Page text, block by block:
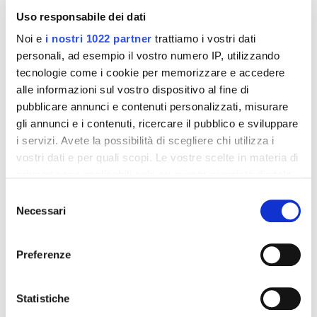
Uso responsabile dei dati
Noi e i nostri 1022 partner trattiamo i vostri dati
personali, ad esempio il vostro numero IP, utilizzando
tecnologie come i cookie per memorizzare e accedere
alle informazioni sul vostro dispositivo al fine di
pubblicare annunci e contenuti personalizzati, misurare
gli annunci e i contenuti, ricercare il pubblico e sviluppare
i servizi. Avete la possibilità di scegliere chi utilizza i
vostri dati e per quali scopi. Le vostre scelte in materia di
modificare o revocare il proprio consenso in qualsiasi
momento dalla Dichiarazione sui cookie o facendo clic
raccogliere informazioni sulla tua posizione
geografica, con un'approssimazione di qualche
delNecessari
Preferenze
Statistiche
Amin 21 K al cacao - 21
bustine
Aggiungi al
Integratori per dimagrire
Amin 21 K neutro